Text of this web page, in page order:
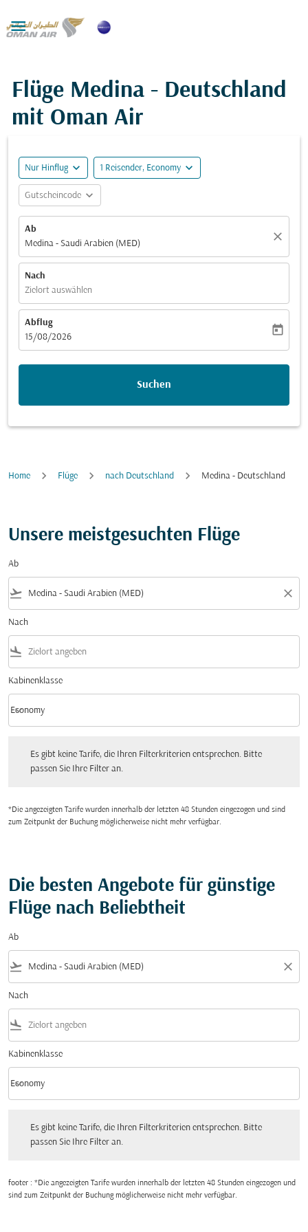

Flüge Medina - Deutschland
mit Oman Air
Nur Hinflug expand_more 1 Reisender, Economy expand_more
Gutscheincode expand_more
Ab
Medina - Saudi Arabien (MED)
close
Nach
Zielort auswählen
Abflug
fc-booking-departure-date-aria-label
15/08/2026
today
Suchen
Home Flüge nach Deutschland Medina - Deutschland
Unsere meistgesuchten Flüge
Ab
flight_takeoff close
Nach
flight_land
Kabinenklasse
Kabinenklasse option Economy Selected
Economy
keyboard_arrow_down
Es gibt keine Tarife, die Ihren Filterkriterien entsprechen. Bitte
passen Sie Ihre Filter an.
*Die angezeigten Tarife wurden innerhalb der letzten 48 Stunden eingezogen und sind
zum Zeitpunkt der Buchung möglicherweise nicht mehr verfügbar.
Die besten Angebote für günstige
Flüge nach Beliebtheit
Ab
flight_takeoff close
Nach
flight_land
Kabinenklasse
Kabinenklasse option Economy Selected
Economy
keyboard_arrow_down
Es gibt keine Tarife, die Ihren Filterkriterien entsprechen. Bitte
passen Sie Ihre Filter an.
footer : *Die angezeigten Tarife wurden innerhalb der letzten 48 Stunden eingezogen und
sind zum Zeitpunkt der Buchung möglicherweise nicht mehr verfügbar.